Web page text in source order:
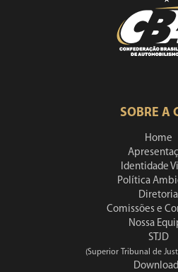
SOBRE A
Home
Identidade
Política
Diretoria
Comissões e
Nossa
STJD
(Superior Tribunal de